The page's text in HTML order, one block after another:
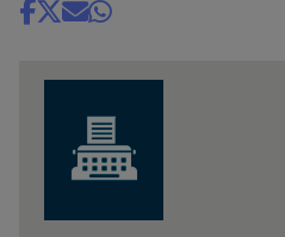
Share